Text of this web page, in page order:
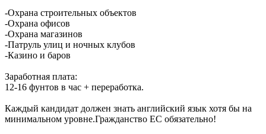
-Охрана строительных объектов
-Охрана офисов
-Охрана магазинов
-Патруль улиц и ночных клубов
-Казино и баров
Заработная плата:
12-16 фунтов в час + переработка.
Каждый кандидат должен знать английский язык хотя бы на
минимальном уровне.Гражданство ЕС обязательно!